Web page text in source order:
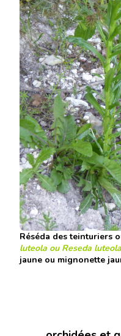
Réséda des teinturiers
luteola ou Reseda luteola
jaune ou mignonette